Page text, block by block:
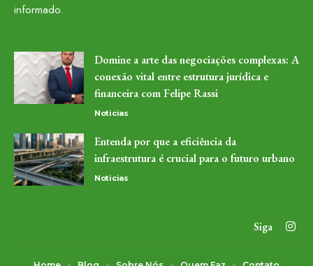
informado.
Domine a arte das negociações complexas: A
conexão vital entre estrutura jurídica e
financeira com Felipe Rassi
Noticias
Entenda por que a eficiência da
infraestrutura é crucial para o futuro urbano
Noticias
Siga